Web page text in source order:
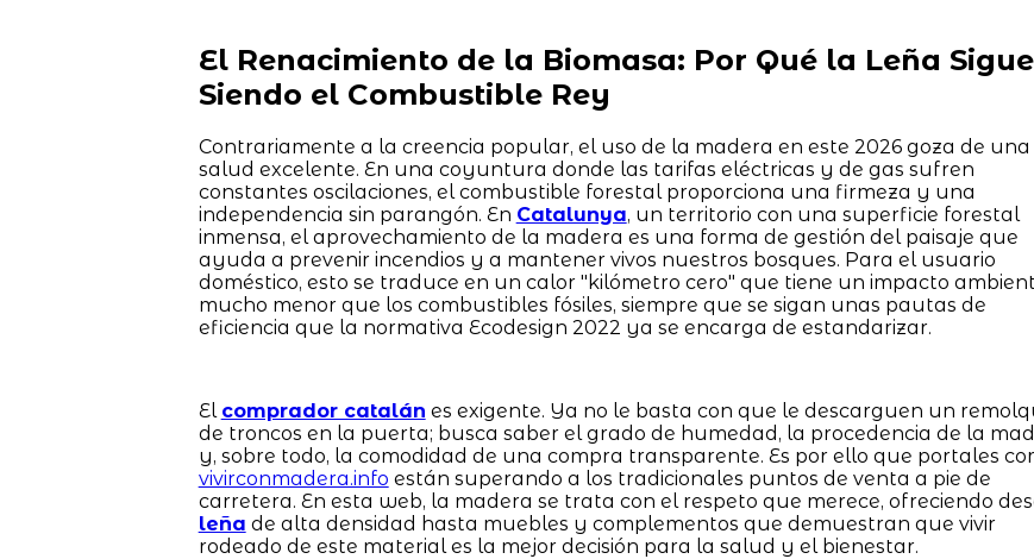
El Renacimiento de la Biomasa: Por Qué la Leña Sigue
Siendo el Combustible Rey
Contrariamente a la creencia popular, el uso de la madera en este 2026 goza de una
salud excelente. En una coyuntura donde las tarifas eléctricas y de gas sufren
constantes oscilaciones, el combustible forestal proporciona una firmeza y una
independencia sin parangón. En Catalunya, un territorio con una superficie forestal
inmensa, el aprovechamiento de la madera es una forma de gestión del paisaje que
ayuda a prevenir incendios y a mantener vivos nuestros bosques. Para el usuario
doméstico, esto se traduce en un calor "kilómetro cero" que tiene un impacto
mucho menor que los combustibles fósiles, siempre que se sigan unas pautas de
eficiencia que la normativa Ecodesign 2022 ya se encarga de estandarizar.
El comprador catalán es exigente. Ya no le basta con que le descarguen un
de troncos en la puerta; busca saber el grado de humedad, la procedencia de la
y, sobre todo, la comodidad de una compra transparente. Es por ello que portales
vivirconmadera.info están superando a los tradicionales puntos de venta a pie de
carretera. En esta web, la madera se trata con el respeto que merece, ofreciendo
leña de alta densidad hasta muebles y complementos que demuestran que vivir
rodeado de este material es la mejor decisión para la salud y el bienestar.